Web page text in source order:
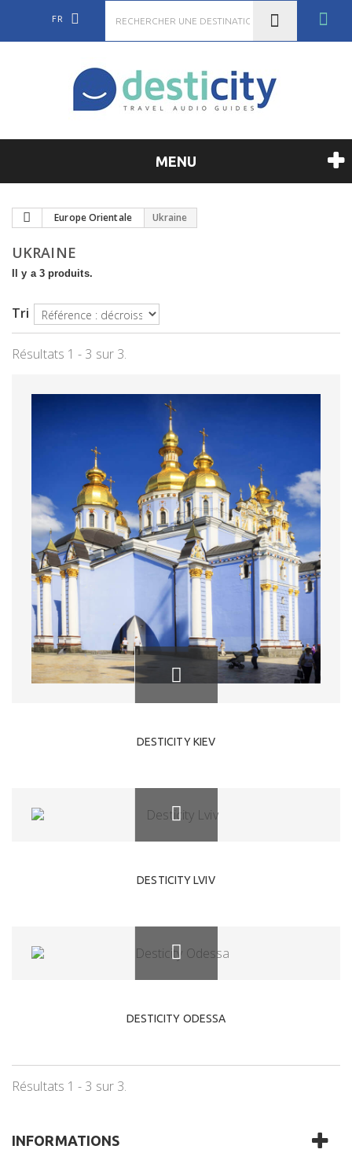
FR
MENU
Europe Orientale Ukraine
UKRAINE
Il y a 3 produits.
Tri
Résultats 1 - 3 sur 3.
DESTICITY KIEV
DESTICITY LVIV
DESTICITY ODESSA
Résultats 1 - 3 sur 3.
INFORMATIONS